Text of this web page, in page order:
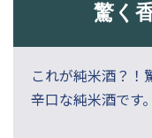
驚く
これが純米酒？！
辛口な純米酒です。